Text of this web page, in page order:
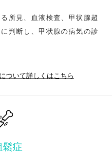
所見、血液検査、甲状腺超
判断し、甲状腺の病気の診
ついて詳しくはこちら
鬆症